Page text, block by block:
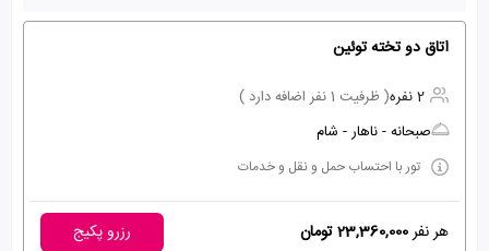
اتاق دو تخته توئین
2 نفره
( ظرفیت 1 نفر اضافه دارد )
صبحانه - ناهار - شام
تور با احتساب حمل و نقل و خدمات
هر نفر23,360,000 تومان رزرو پکیج